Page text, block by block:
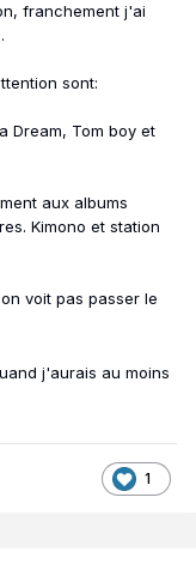
franchement j'ai
sont:
Dream, Tom boy et
aux albums
Kimono et station
voit pas passer le
j'aurais au moins
1